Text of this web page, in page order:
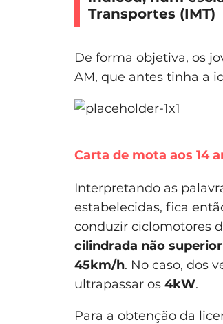
Transportes (IMT)
De forma objetiva, os
AM, que antes tinha a
Carta de mota aos 14
Interpretando as
estabelecidas, fica
conduzir ciclomotores
cilindrada não
45km/h. No caso, dos
ultrapassar os 4kW.
Para a obtenção da